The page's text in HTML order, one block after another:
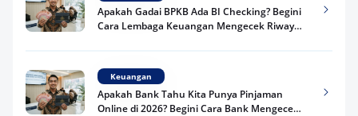
Apakah Gadai BPKB Ada BI Checking? Begini
Cara Lembaga Keuangan Mengecek Riwayat
Keuangan
Apakah Bank Tahu Kita Punya Pinjaman
Online di 2026? Begini Cara Bank Mengecek